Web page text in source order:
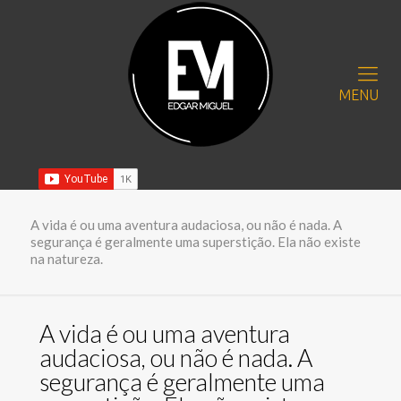
MENU
A vida é ou uma aventura audaciosa, ou não é nada. A
segurança é geralmente uma superstição. Ela não existe
na natureza.
A vida é ou uma aventura
audaciosa, ou não é nada. A
segurança é geralmente uma